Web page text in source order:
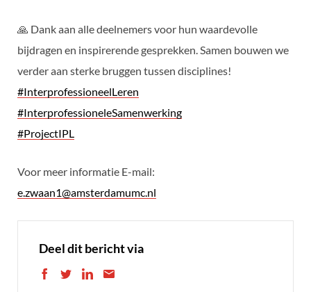
🙏 Dank aan alle deelnemers voor hun waardevolle
bijdragen en inspirerende gesprekken. Samen bouwen we
verder aan sterke bruggen tussen disciplines!
#InterprofessioneelLeren
#InterprofessioneleSamenwerking
#ProjectIPL
Voor meer informatie E-mail:
e.zwaan1@amsterdamumc.nl
Deel dit bericht via